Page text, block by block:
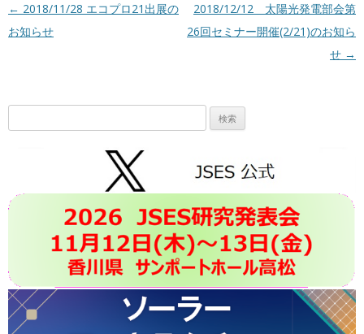
投稿ナビゲーション
← 2018/11/28 エコプロ21出展の
お知らせ
2018/12/12 太陽光発電部会第
26回セミナー開催(2/21)のお知ら
せ →
索: